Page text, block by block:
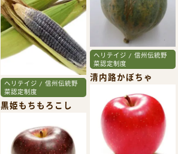
ヘリテイジ / 信州伝統野
菜認定制度
清内路かぼちゃ
ヘリテイジ / 信州伝統野
菜認定制度
黒姫もちもろこし